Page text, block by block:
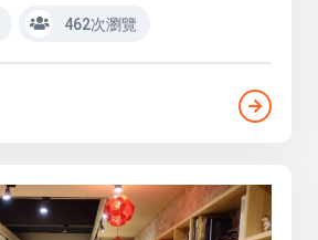
462次瀏覽